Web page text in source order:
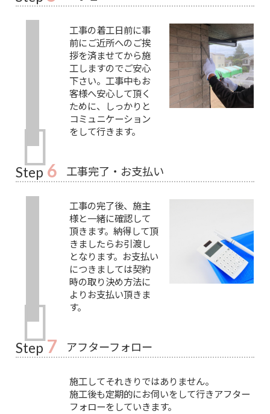
工事の着工日前に事
前にご近所へのご挨
拶を済ませてから施
工しますのでご安心
下さい。工事中もお
客様へ安心して頂く
ために、しっかりと
コミュニケーション
をして行きます。
Step 6 工事完了・お支払い
工事の完了後、施主
様と一緒に確認して
頂きます。納得して頂
きましたらお引渡し
となります。お支払い
につきましては契約
時の取り決め方法に
よりお支払い頂きま
す。
Step 7 アフターフォロー
施工してそれきりではありません。
施工後も定期的にお伺いをして行きアフター
フォローをしていきます。